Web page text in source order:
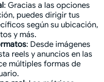
: Gracias a las opciones
puedes dirigir tus
según su ubicación,
y más.
: Desde imágenes
reels y anuncios en las
múltiples formas de